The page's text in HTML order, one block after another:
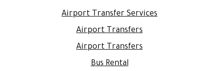
Airport Transfer Services
Airport Transfers
Airport Transfers
Bus Rental